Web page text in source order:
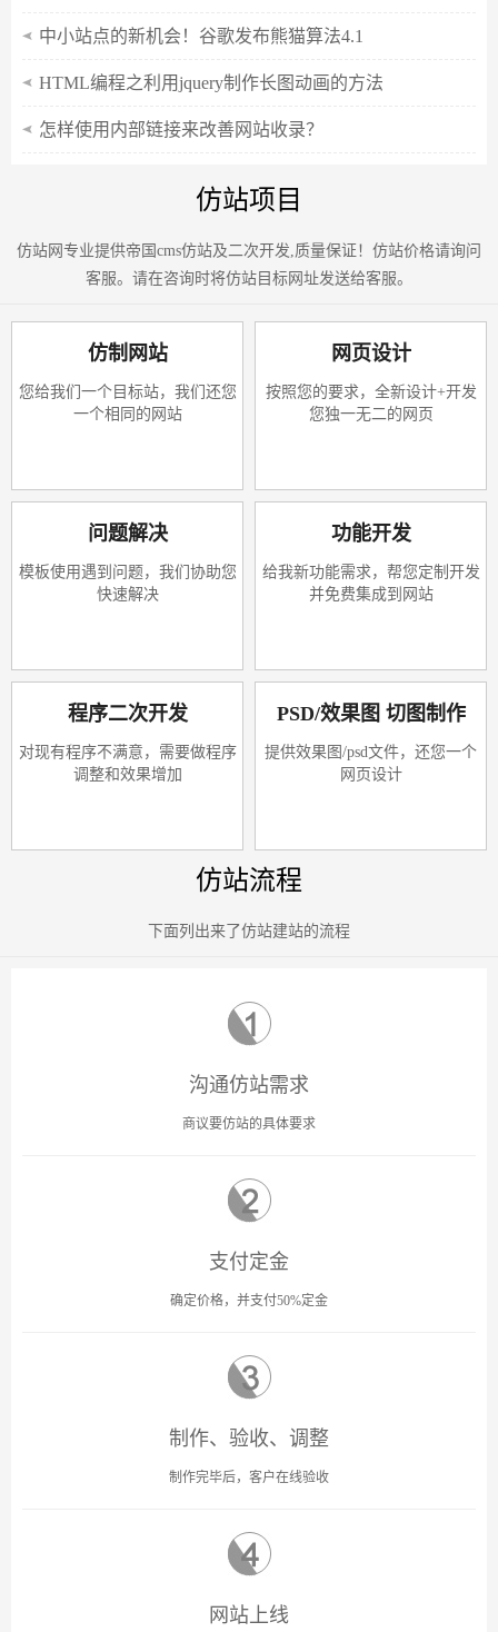
中小站点的新机会！谷歌发布熊猫算法4.1
HTML编程之利用jquery制作长图动画的方法
怎样使用内部链接来改善网站收录？
仿站项目
仿站网专业提供帝国cms仿站及二次开发,质量保证！仿站价格请询问
客服。请在咨询时将仿站目标网址发送给客服。
仿制网站
您给我们一个目标站，我们还您
一个相同的网站
网页设计
按照您的要求，全新设计+开发
您独一无二的网页
问题解决
模板使用遇到问题，我们协助您
快速解决
功能开发
给我新功能需求，帮您定制开发
并免费集成到网站
程序二次开发
对现有程序不满意，需要做程序
调整和效果增加
PSD/效果图 切图制作
提供效果图/psd文件，还您一个
网页设计
仿站流程
下面列出来了仿站建站的流程
沟通仿站需求
商议要仿站的具体要求
支付定金
确定价格，并支付50%定金
制作、验收、调整
制作完毕后，客户在线验收
网站上线